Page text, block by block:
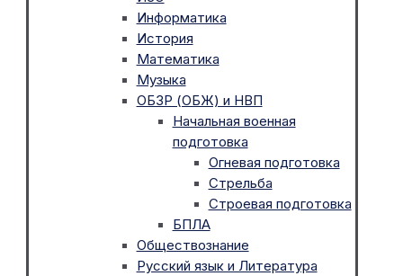
Информатика
История
Математика
Музыка
ОБЗР (ОБЖ) и НВП
Начальная военная
подготовка
Огневая подготовка
Стрельба
Строевая подготовка
БПЛА
Обществознание
Русский язык и Литература